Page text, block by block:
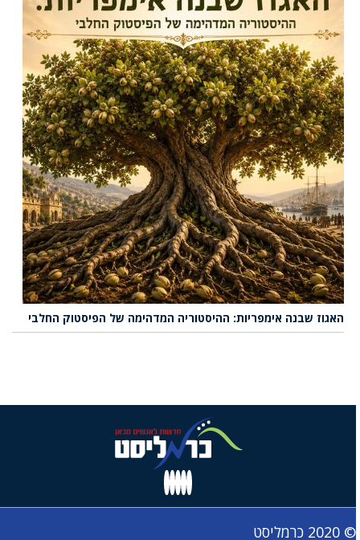
האגוז שבנה אימפריות: ההיסטוריה המדהימה של הפיסטוק החלבי
© 2020 כרמליסט